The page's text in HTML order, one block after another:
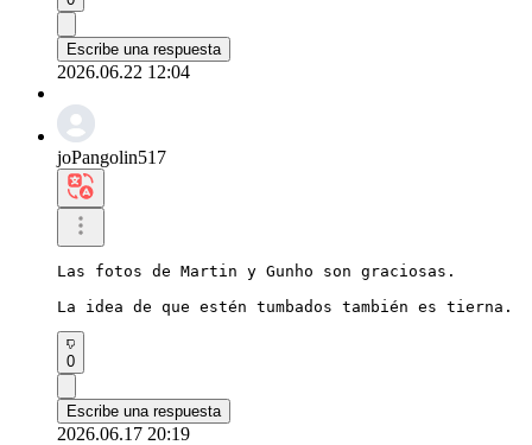
Escribe una respuesta
2026.06.22 12:04
joPangolin517
Las fotos de Martin y Gunho son graciosas.
La idea de que estén tumbados también es tierna.
0
Escribe una respuesta
2026.06.17 20:19